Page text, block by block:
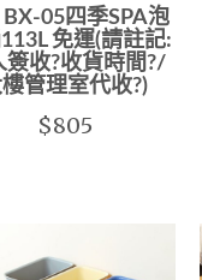
05四季SPA泡
免運(請註記:
簽收?收貨時間?/
管理室代收?)
$805